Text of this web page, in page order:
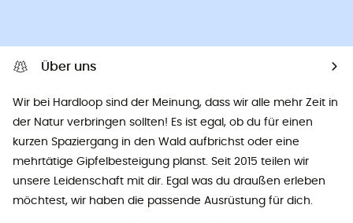
Über uns
Wir bei Hardloop sind der Meinung, dass wir alle mehr Zeit in
der Natur verbringen sollten! Es ist egal, ob du für einen
kurzen Spaziergang in den Wald aufbrichst oder eine
mehrtätige Gipfelbesteigung planst. Seit 2015 teilen wir
unsere Leidenschaft mit dir. Egal was du draußen erleben
möchtest, wir haben die passende Ausrüstung für dich.